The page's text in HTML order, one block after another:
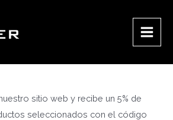
Main
sitio web y recibe un 5% de
seleccionados con el código